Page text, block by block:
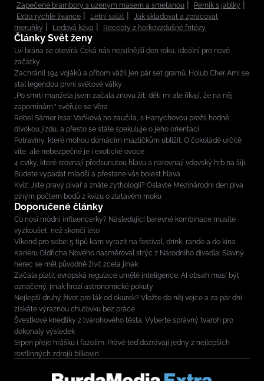
Zapečené brambory s uzeným masem a smetanou
Perník s jablky
Extra rychlé lívance
Letní salát
Jak skladovat a zpracovat
meruňky
Ledová káva Recepty z horkovzdušné fritézy
Články Svět ženy
Lví brána se otevírá: Čeká nás nejsilnější den roku, ideální pro nové
začátky
Zachránil 194 vojáků a přitom vážil jen pár set gramů. Holub Cher Ami se
stal legendou první světové války
„Po smrti manžela jsem začala znovu žít, děti mi ale říkají, že na něj
zapomínám,“ svěřuje se Věra
Rebel Sámer Issa: Vaňková ho zaučila, s Hanychovou prožil hodně
divokou jízdu, a přesto se stále spekuluje o jeho orientaci
Potraviny, které mohou domácím mazlíčkům ublížit: O čokoládě určitě
víte, ale nebezpečné je i exotické ovoce
4 cviky, které srovnají předsunutou hlavu a narovnají vdovský hrb na šíji.
Budete vypadat mladší a přestane vás bolest hlava
Kvíz: Jste pravý pivař a znáte zythologii? Oslavte Mezinárodní den piva
plným počtem bodů z kvízu o zlatavém moku
Doporučené články
Co nosí módní influencerky? Následující barevné kombinace musíte
vyzkoušet, než skončí léto
Víkend pro sebe: 5 tipů kam vyrazit na festival, drink, rande a do kina
Kariéru Oldřicha Nového nasměroval strýc z Národního divadla: Slavný
herec se měl původně živit zcela jinak
Začala platit evropská regulace umělé inteligence. AI obsah musí být
označený, jinak hrozí astronomické pokuty
Nejlepší druhý život pro lák od okurek? Vložte do něj vejce a za pár dní
získáte výraznou chuťovku bez práce
Švestkové knedlíky z tvarohového těsta: Vyberte správný tvaroh pro
dokonalý výsledek
Srpen přeje hrášku i fazolím. Právě teď dozrávají jedny z nejlepších
rostlinných zdrojů bílkovin